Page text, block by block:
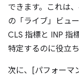
できます。これは
の「ライブ」ビュ
CLS 指標と INP 指
特定するのに役立ち
次に、[パフォーマ